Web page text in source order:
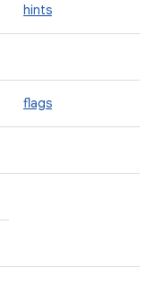
hints
flags